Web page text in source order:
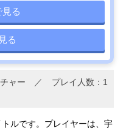
る
る
チャー ／ プレイ人数：1
ルです。プレイヤーは、宇